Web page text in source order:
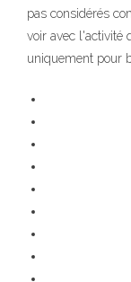
pas considérés
voir avec l'activité
uniquement pour